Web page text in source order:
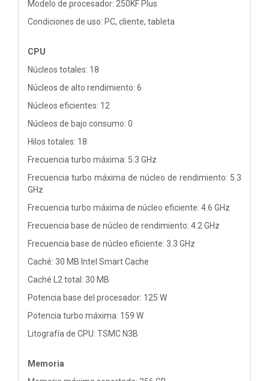
Modelo de procesador: 250KF Plus
Condiciones de uso: PC, cliente, tableta
CPU
Núcleos totales: 18
Núcleos de alto rendimiento: 6
Núcleos eficientes: 12
Núcleos de bajo consumo: 0
Hilos totales: 18
Frecuencia turbo máxima: 5.3 GHz
Frecuencia turbo máxima de núcleo de rendimiento: 5.3
GHz
Frecuencia turbo máxima de núcleo eficiente: 4.6 GHz
Frecuencia base de núcleo de rendimiento: 4.2 GHz
Frecuencia base de núcleo eficiente: 3.3 GHz
Caché: 30 MB Intel Smart Cache
Caché L2 total: 30 MB
Potencia base del procesador: 125 W
Potencia turbo máxima: 159 W
Litografía de CPU: TSMC N3B
Memoria